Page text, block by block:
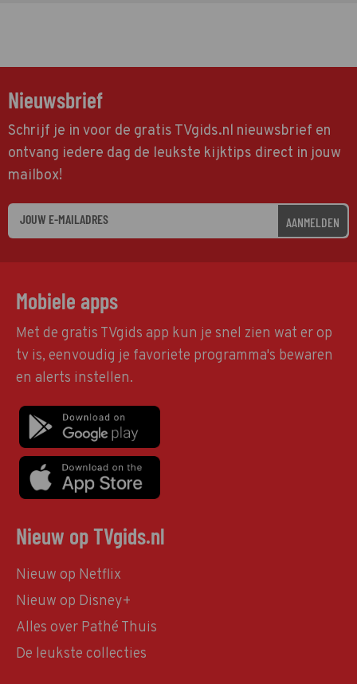
Nieuwsbrief
Schrijf je in voor de gratis TVgids.nl nieuwsbrief en
ontvang iedere dag de leukste kijktips direct in jouw
mailbox!
AANMELDEN
Mobiele apps
Met de gratis TVgids app kun je snel zien wat er op
tv is, eenvoudig je favoriete programma's bewaren
en alerts instellen.
Nieuw op TVgids.nl
Nieuw op Netflix
Nieuw op Disney+
Alles over Pathé Thuis
De leukste collecties